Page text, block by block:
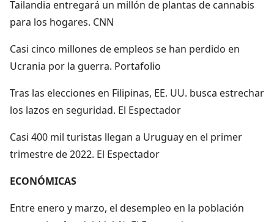
Tailandia entregará un millón de plantas de cannabis
para los hogares. CNN
Casi cinco millones de empleos se han perdido en
Ucrania por la guerra. Portafolio
Tras las elecciones en Filipinas, EE. UU. busca estrechar
los lazos en seguridad. El Espectador
Casi 400 mil turistas llegan a Uruguay en el primer
trimestre de 2022. El Espectador
ECONÓMICAS
Entre enero y marzo, el desempleo en la población